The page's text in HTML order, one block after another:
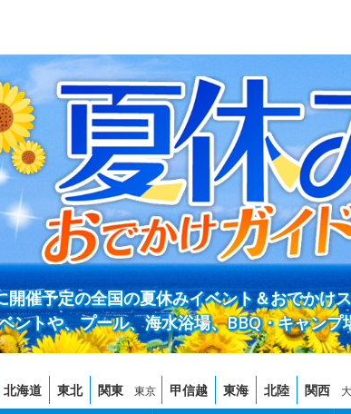
開催予定の全国の夏休みイベント＆おでかけ
ントや、プール、海水浴場、BBQ・キャン
北海道 東北 関東 東京 甲信越 東海 北陸 関西